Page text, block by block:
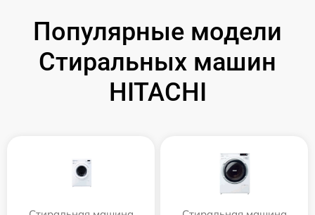
Популярные модели
Стиральных машин
HITACHI